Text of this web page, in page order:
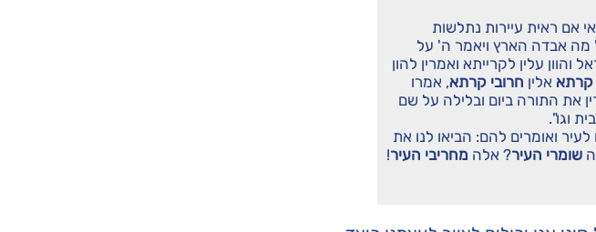
אם ראית עיירות נתלשות
מה אבדה הארץ ויאמר ה' על
עלין לקרייתא ואמרין להון
קרתא אלין חרובי קרתא, אמרו
את התורה ביום ובלילה על שם
וגו".
ואומרים להם: הביאו לנו את
שומרי העיר? אלה מחריבי העיר!